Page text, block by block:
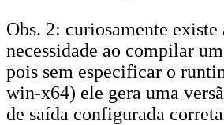
Obs. 2: curiosamente existe
necessidade ao compilar
pois sem especificar o
win-x64) ele gera uma
de saída configurada